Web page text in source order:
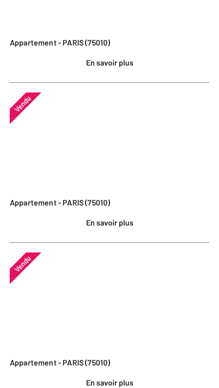
Appartement - PARIS (75010)
En savoir plus
Vendu
Appartement - PARIS (75010)
En savoir plus
Vendu
Appartement - PARIS (75010)
En savoir plus